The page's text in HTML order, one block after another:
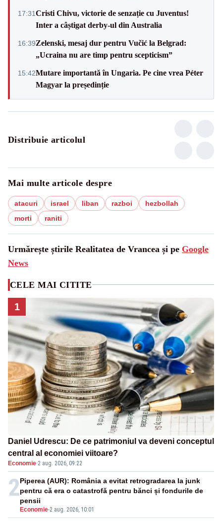
17:31Cristi Chivu, victorie de senzație cu Juventus!
Inter a câștigat derby-ul din Australia
16:39Zelenski, mesaj dur pentru Vučić la Belgrad:
„Ucraina nu are timp pentru scepticism”
15:42Mutare importantă în Ungaria. Pe cine vrea Péter
Magyar la președinție
Distribuie articolul
Mai multe articole despre
atacuri israel liban razboi
hezbollah
morti
raniti
Urmărește știrile Realitatea de Vrancea și pe Google
News
CELE MAI CITITE
1
Daniel Udrescu: De ce patrimoniul va deveni conceptul
central al economiei viitoare?
Economie·2 aug. 2026, 09:22
2
Economie-2 aug. 2026, 10:01
Piperea (AUR): România a evitat retrogradarea la junk
pentru că era o catastrofă pentru bănci și fondurile de
pensii